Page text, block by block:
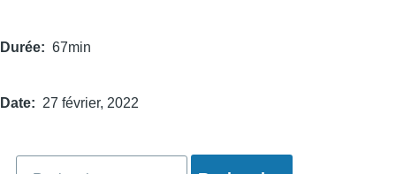
Durée 67min
Date 27 février, 2022